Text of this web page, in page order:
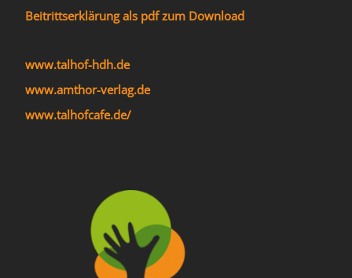
Beitrittserklärung als pdf zum Download
www.talhof-hdh.de
www.amthor-verlag.de
www.talhofcafe.de/